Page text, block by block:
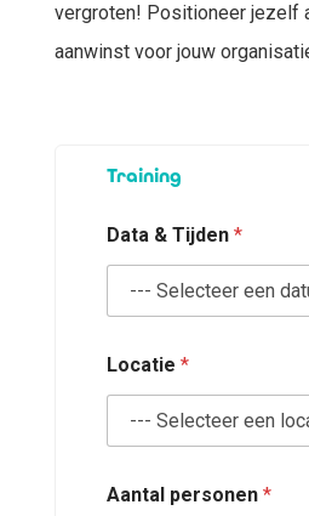
vergroten! Positioneer jezelf
aanwinst voor jouw
e
e
o
n
u
a
Training
Data & Tijden *
Locatie *
Aantal personen *